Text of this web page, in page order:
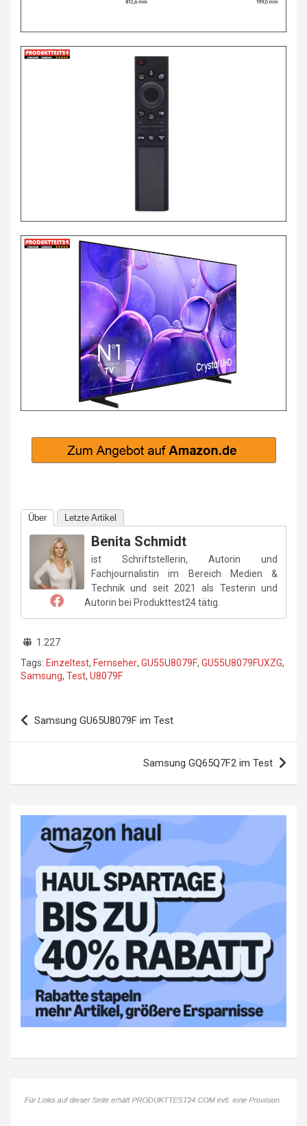
Über Letzte Artikel
Benita Schmidt
ist Schriftstellerin, Autorin und
Fachjournalistin im Bereich Medien &
Technik und seit 2021 als Testerin und
Autorin bei Produkttest24 tätig.
1.227
Tags: Einzeltest, Fernseher, GU55U8079F, GU55U8079FUXZG,
Samsung, Test, U8079F
Beitragsnavigation
Samsung GU65U8079F im Test
Samsung GQ65Q7F2 im Test